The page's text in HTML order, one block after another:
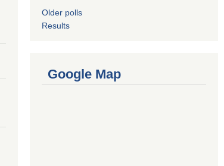
Older polls
Results
Google Map